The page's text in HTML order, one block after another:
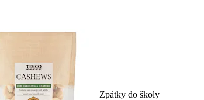
Zpátky do školy